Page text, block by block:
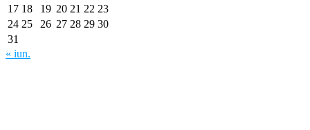
17 18 19 20 21 22 23
24 25 26 27 28 29 30
31
« iun.